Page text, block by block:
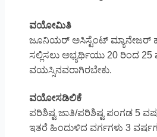
ವಯೋಮಿತಿ
ಜೂನಿಯರ್ ಅಸಿಸ್ಟೆಂಟ್ ಮ್ಯಾನೇಜರ್
ಸಲ್ಲಿಸಲು ಅಭ್ಯರ್ಥಿಯು 20 ರಿಂದ 25
ವಯಸ್ಸಿನವರಾಗಿರಬೇಕು.
ವಯೋಸಡಿಲಿಕೆ
ಪರಿಶಿಷ್ಟ ಜಾತಿ/ಪರಿಶಿಷ್ಟ ಪಂಗಡ 5
ಇತರೆ ಹಿಂದುಳಿದ ವರ್ಗಗಳು 3